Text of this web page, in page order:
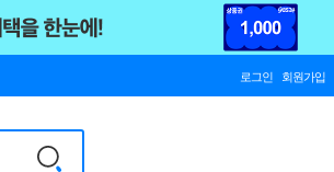
로그인 회원가입